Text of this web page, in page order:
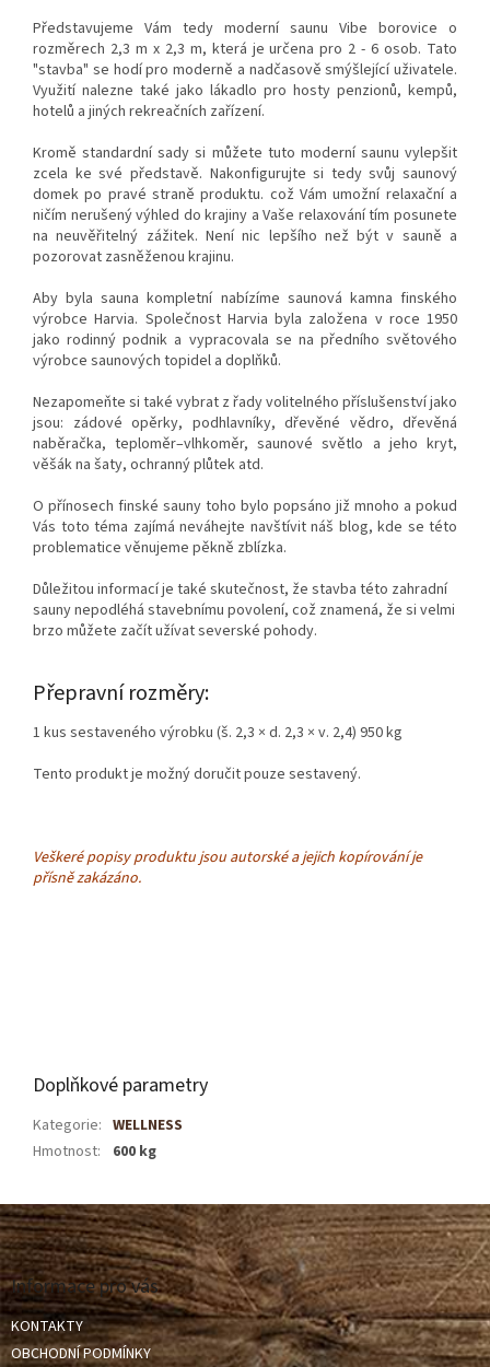
Představujeme Vám tedy moderní saunu Vibe borovice o
rozměrech 2,3 m x 2,3 m, která je určena pro 2 - 6 osob. Tato
"stavba" se hodí pro moderně a nadčasově smýšlející uživatele.
Využití nalezne také jako lákadlo pro hosty penzionů, kempů,
hotelů a jiných rekreačních zařízení.
Kromě standardní sady si můžete tuto moderní saunu vylepšit
zcela ke své představě. Nakonfigurujte si tedy svůj saunový
domek po pravé straně produktu. což Vám umožní relaxační a
ničím nerušený výhled do krajiny a Vaše relaxování tím posunete
na neuvěřitelný zážitek. Není nic lepšího než být v sauně a
pozorovat zasněženou krajinu.
Aby byla sauna kompletní nabízíme saunová kamna finského
výrobce Harvia. Společnost Harvia byla založena v roce 1950
jako rodinný podnik a vypracovala se na předního světového
výrobce saunových topidel a doplňků.
Nezapomeňte si také vybrat z řady volitelného příslušenství jako
jsou: zádové opěrky, podhlavníky, dřevěné vědro, dřevěná
naběračka, teploměr–vlhkoměr, saunové světlo a jeho kryt,
věšák na šaty, ochranný plůtek atd.
O přínosech finské sauny toho bylo popsáno již mnoho a pokud
Vás toto téma zajímá neváhejte navštívit náš blog, kde se této
problematice věnujeme pěkně zblízka.
Důležitou informací je také skutečnost, že stavba této zahradní
sauny nepodléhá stavebnímu povolení, což znamená, že si velmi
brzo můžete začít užívat severské pohody.
Přepravní rozměry:
1 kus sestaveného výrobku (š. 2,3 × d. 2,3 × v. 2,4) 950 kg
Tento produkt je možný doručit pouze sestavený.
Veškeré popisy produktu jsou autorské a jejich kopírování je
přísně zakázáno.
Doplňkové parametry
Kategorie: WELLNESS
Hmotnost: 600 kg
Z
á
p
a
t
í
Informace pro vás
KONTAKTY
OBCHODNÍ PODMÍNKY